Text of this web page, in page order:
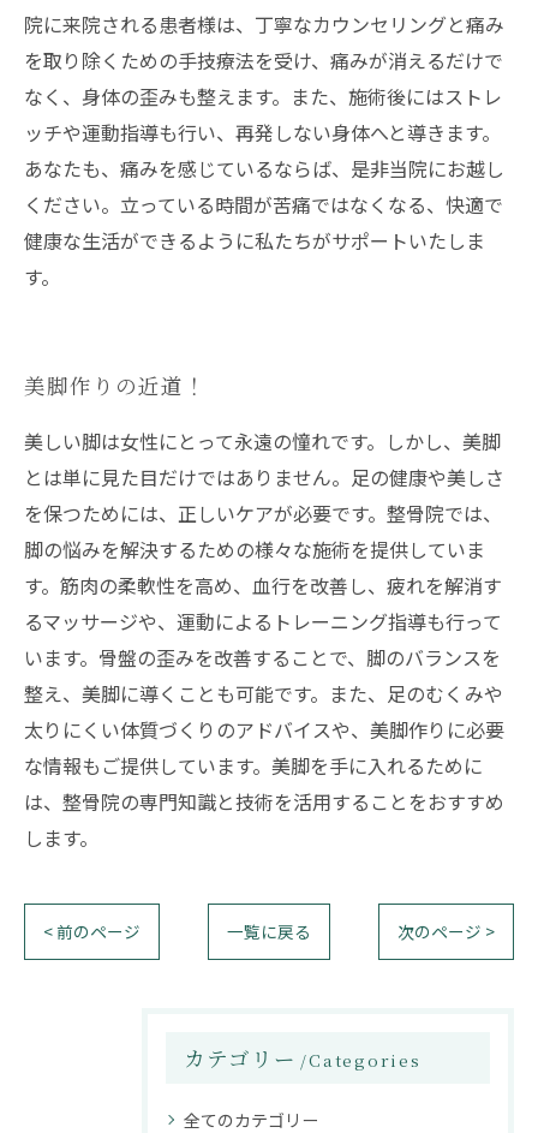
院に来院される患者様は、丁寧なカウンセリングと痛み
を取り除くための手技療法を受け、痛みが消えるだけで
なく、身体の歪みも整えます。また、施術後にはストレ
ッチや運動指導も行い、再発しない身体へと導きます。
あなたも、痛みを感じているならば、是非当院にお越し
ください。立っている時間が苦痛ではなくなる、快適で
健康な生活ができるように私たちがサポートいたしま
す。
美脚作りの近道！
美しい脚は女性にとって永遠の憧れです。しかし、美脚
とは単に見た目だけではありません。足の健康や美しさ
を保つためには、正しいケアが必要です。整骨院では、
脚の悩みを解決するための様々な施術を提供していま
す。筋肉の柔軟性を高め、血行を改善し、疲れを解消す
るマッサージや、運動によるトレーニング指導も行って
います。骨盤の歪みを改善することで、脚のバランスを
整え、美脚に導くことも可能です。また、足のむくみや
太りにくい体質づくりのアドバイスや、美脚作りに必要
な情報もご提供しています。美脚を手に入れるために
は、整骨院の専門知識と技術を活用することをおすすめ
します。
< 前のページ 一覧に戻る 次のページ >
カテゴリー Categories
全てのカテゴリー